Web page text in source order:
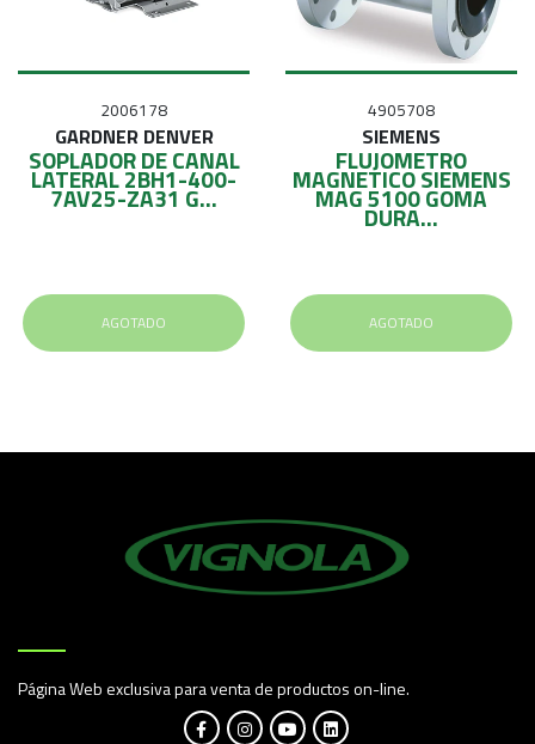
2006178
GARDNER DENVER
SOPLADOR DE CANAL
LATERAL 2BH1-400-
7AV25-ZA31 G...
AGOTADO
4905708
SIEMENS
FLUJOMETRO
MAGNETICO SIEMENS
MAG 5100 GOMA
DURA...
AGOTADO
Página Web exclusiva para venta de productos on-line.